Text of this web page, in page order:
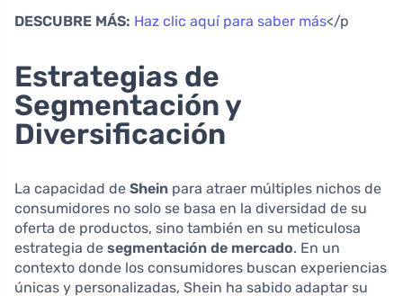
DESCUBRE MÁS: Haz clic aquí para saber más</p
Estrategias de
Segmentación y
Diversificación
La capacidad de Shein para atraer múltiples nichos de
consumidores no solo se basa en la diversidad de su
oferta de productos, sino también en su meticulosa
estrategia de segmentación de mercado. En un
contexto donde los consumidores buscan experiencias
únicas y personalizadas, Shein ha sabido adaptar su